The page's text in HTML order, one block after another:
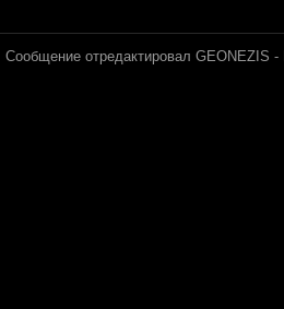
Сообщение отредактировал GEONEZIS -